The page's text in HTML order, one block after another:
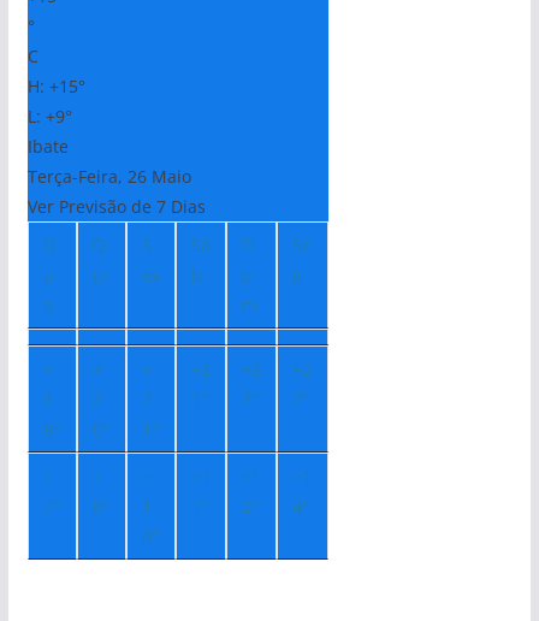
°
C
H: +15°
L: +9°
Ibate
Terça-Feira, 26 Maio
Ver Previsão de 7 Dias
Q
u
a
Q
ui
S
ex
Sá
b
D
o
m
Se
g
+
1
8°
+
2
0°
+
2
1°
+2
1°
+2
2°
+2
2°
+
7°
+
8°
+
1
0°
+1
1°
+1
2°
+1
4°